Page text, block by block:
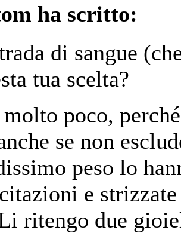
ha scritto:
di sangue
tua scelta?
poco,
se non
peso lo
e
ritengo due